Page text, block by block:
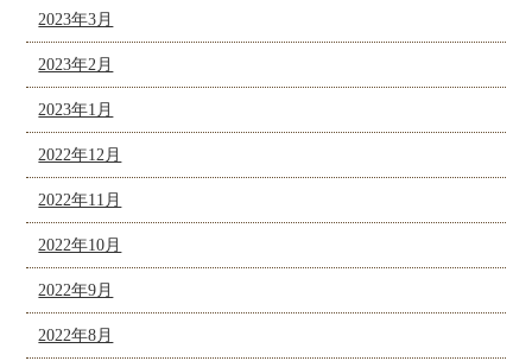
2023年3月
2023年2月
2023年1月
2022年12月
2022年11月
2022年10月
2022年9月
2022年8月